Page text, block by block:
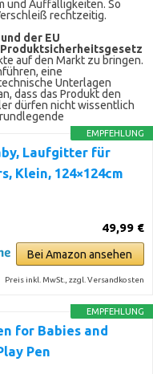
und Auffälligkeiten. So
rechtzeitig.
der EU
Produktsicherheitsgesetz
auf den Markt zu bringen.
eine
Unterlagen
dass das Produkt den
dürfen nicht wissentlich
EMPFEHLUNG
Laufgitter für
Klein, 124×124cm
49,99 €
Bei Amazon ansehen
Preis inkl. MwSt., zzgl. Versandkosten
EMPFEHLUNG
for Babies and
Pen